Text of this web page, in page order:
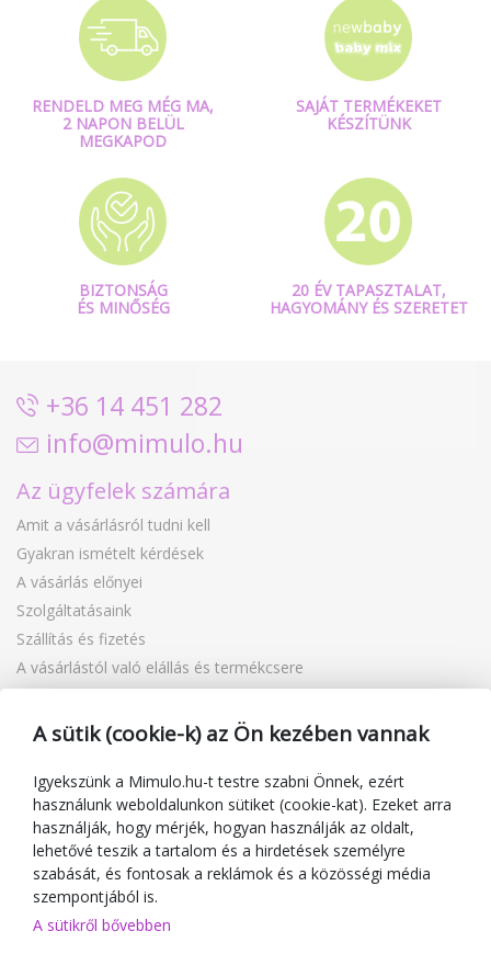
RENDELD MEG MÉG MA,
2 NAPON BELÜL
MEGKAPOD
SAJÁT TERMÉKEKET
KÉSZÍTÜNK
BIZTONSÁG
ÉS MINŐSÉG
20 ÉV TAPASZTALAT,
HAGYOMÁNY ÉS SZERETET
+36 14 451 282
info@mimulo.hu
Az ügyfelek számára
Amit a vásárlásról tudni kell
Gyakran ismételt kérdések
A vásárlás előnyei
Szolgáltatásaink
Szállítás és fizetés
A vásárlástól való elállás és termékcsere
Reklamáció
Ajándékutalványok
Blog
A kereskedőről
Mimulo.hu
Felhasználási feltételek
Adatvédelmi irányelvek
A sütik (cookie-k) az Ön kezében vannak
Igyekszünk a Mimulo.hu-t testre szabni Önnek, ezért
használunk weboldalunkon sütiket (cookie-kat). Ezeket arra
használják, hogy mérjék, hogyan használják az oldalt,
lehetővé teszik a tartalom és a hirdetések személyre
szabását, és fontosak a reklámok és a közösségi média
szempontjából is.
A sütikről bővebben